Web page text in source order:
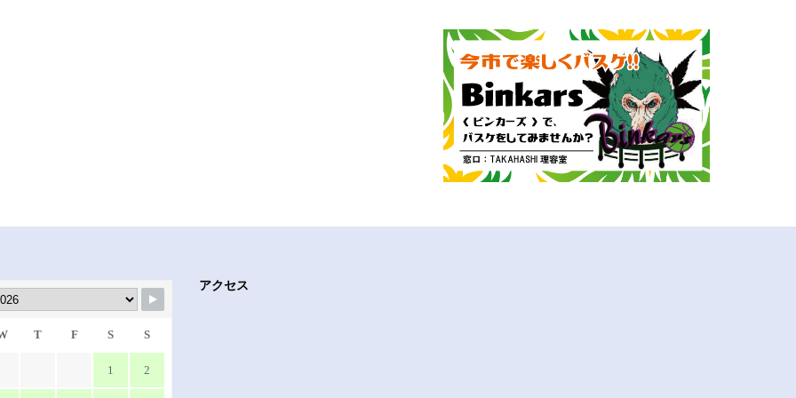
T F S S
1 2
アクセス